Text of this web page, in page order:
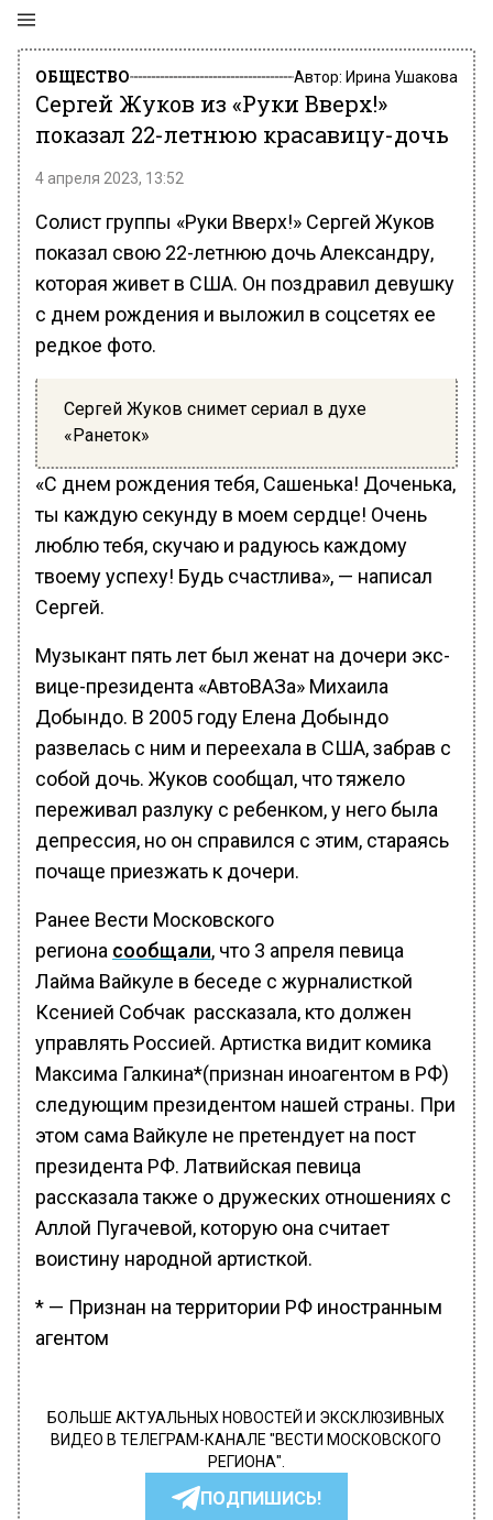
ОБЩЕСТВО Автор: Ирина Ушакова
Сергей Жуков из «Руки Вверх!»
показал 22-летнюю красавицу-дочь
4 апреля 2023, 13:52
Солист группы «Руки Вверх!» Сергей Жуков
показал свою 22-летнюю дочь Александру,
которая живет в США. Он поздравил девушку
с днем рождения и выложил в соцсетях ее
редкое фото.
Сергей Жуков снимет сериал в духе
«Ранеток»
«С днем рождения тебя, Сашенька! Доченька,
ты каждую секунду в моем сердце! Очень
люблю тебя, скучаю и радуюсь каждому
твоему успеху! Будь счастлива», — написал
Сергей.
Музыкант пять лет был женат на дочери экс-
вице-президента «АвтоВАЗа» Михаила
Добындо. В 2005 году Елена Добындо
развелась с ним и переехала в США, забрав с
собой дочь. Жуков сообщал, что тяжело
переживал разлуку с ребенком, у него была
депрессия, но он справился с этим, стараясь
почаще приезжать к дочери.
Ранее Вести Московского
региона сообщали, что 3 апреля певица
Лайма Вайкуле в беседе с журналисткой
Ксенией Собчак рассказала, кто должен
управлять Россией. Артистка видит комика
Максима Галкина*(признан иноагентом в РФ)
следующим президентом нашей страны. При
этом сама Вайкуле не претендует на пост
президента РФ. Латвийская певица
рассказала также о дружеских отношениях с
Аллой Пугачевой, которую она считает
воистину народной артисткой.
* — Признан на территории РФ иностранным
агентом
БОЛЬШЕ АКТУАЛЬНЫХ НОВОСТЕЙ И ЭКСКЛЮЗИВНЫХ
ВИДЕО В ТЕЛЕГРАМ-КАНАЛЕ "ВЕСТИ МОСКОВСКОГО
РЕГИОНА".
ПОДПИШИСЬ!